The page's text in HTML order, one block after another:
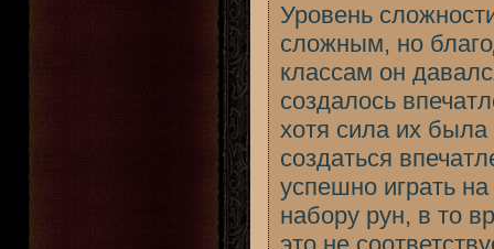
Уровень
сложным, но
классам он
создалось
хотя сила их
создаться
успешно играть
набору рун, в то